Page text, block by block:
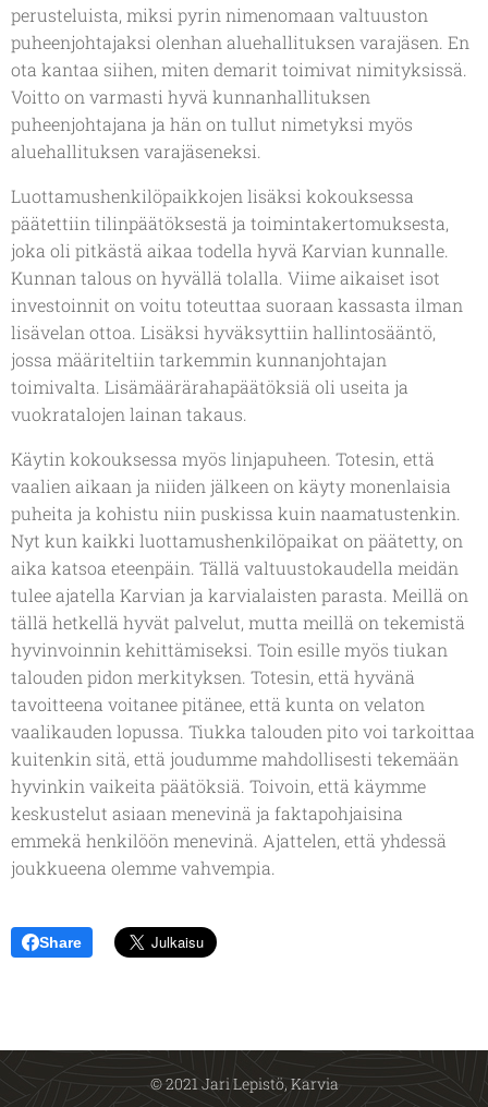
perusteluista, miksi pyrin nimenomaan valtuuston
puheenjohtajaksi olenhan aluehallituksen varajäsen. En
ota kantaa siihen, miten demarit toimivat nimityksissä.
Voitto on varmasti hyvä kunnanhallituksen
puheenjohtajana ja hän on tullut nimetyksi myös
aluehallituksen varajäseneksi.
Luottamushenkilöpaikkojen lisäksi kokouksessa
päätettiin tilinpäätöksestä ja toimintakertomuksesta,
joka oli pitkästä aikaa todella hyvä Karvian kunnalle.
Kunnan talous on hyvällä tolalla. Viime aikaiset isot
investoinnit on voitu toteuttaa suoraan kassasta ilman
lisävelan ottoa. Lisäksi hyväksyttiin hallintosääntö,
jossa määriteltiin tarkemmin kunnanjohtajan
toimivalta. Lisämäärärahapäätöksiä oli useita ja
vuokratalojen lainan takaus.
Käytin kokouksessa myös linjapuheen. Totesin, että
vaalien aikaan ja niiden jälkeen on käyty monenlaisia
puheita ja kohistu niin puskissa kuin naamatustenkin.
Nyt kun kaikki luottamushenkilöpaikat on päätetty, on
aika katsoa eteenpäin. Tällä valtuustokaudella meidän
tulee ajatella Karvian ja karvialaisten parasta. Meillä on
tällä hetkellä hyvät palvelut, mutta meillä on tekemistä
hyvinvoinnin kehittämiseksi. Toin esille myös tiukan
talouden pidon merkityksen. Totesin, että hyvänä
tavoitteena voitanee pitänee, että kunta on velaton
vaalikauden lopussa. Tiukka talouden pito voi tarkoittaa
kuitenkin sitä, että joudumme mahdollisesti tekemään
hyvinkin vaikeita päätöksiä. Toivoin, että käymme
keskustelut asiaan menevinä ja faktapohjaisina
emmekä henkilöön menevinä. Ajattelen, että yhdessä
joukkueena olemme vahvempia.
Share
© 2021 Jari Lepistö, Karvia